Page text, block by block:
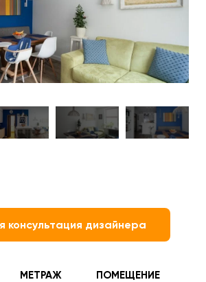
консультация дизайнера
МЕТРАЖ
ПОМЕЩЕНИЕ